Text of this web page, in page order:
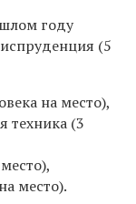
году
(5
на место),
техника (3
место).